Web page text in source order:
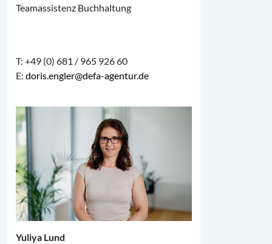
Teamassistenz Buchhaltung
T: +49 (0) 681 / 965 926 60
E: doris.engler@defa-agentur.de
Yuliya Lund